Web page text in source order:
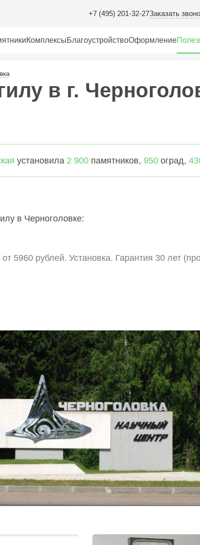
+7 (495) 201-32-27Заказать
КомплексыБлагоустройствоОформление
в г.
установила 2 900 памятников, 950 оград,
в Черноголовке:
от 5960 рублей. Установка. Гарантия 30 лет